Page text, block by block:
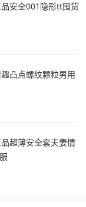
安全001隐形tt囤货
凸点螺纹颗粒男用
超薄安全套夫妻情